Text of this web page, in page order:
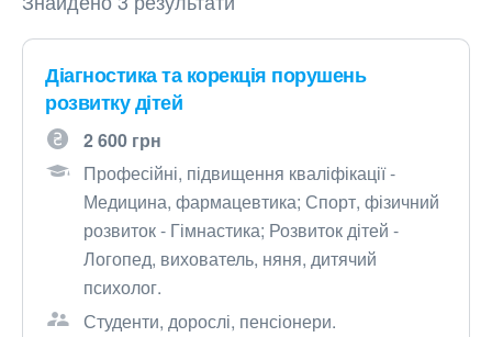
Діагностика та корекція порушень
розвитку дітей
2 600 грн
Професійні, підвищення кваліфікації -
Медицина, фармацевтика; Спорт, фізичний
розвиток - Гімнастика; Розвиток дітей -
Логопед, вихователь, няня, дитячий
психолог.
Студенти, дорослі, пенсіонери.